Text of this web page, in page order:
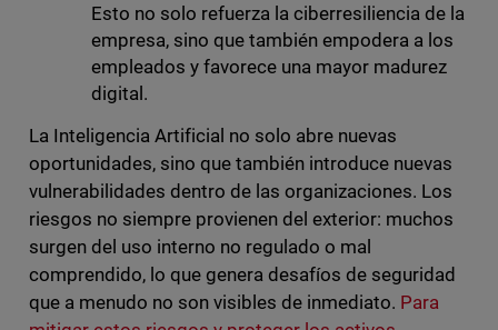
Esto no solo refuerza la ciberresiliencia de la
empresa, sino que también empodera a los
empleados y favorece una mayor madurez
digital.
La Inteligencia Artificial no solo abre nuevas
oportunidades, sino que también introduce nuevas
vulnerabilidades dentro de las organizaciones. Los
riesgos no siempre provienen del exterior: muchos
surgen del uso interno no regulado o mal
comprendido, lo que genera desafíos de seguridad
que a menudo no son visibles de inmediato. Para